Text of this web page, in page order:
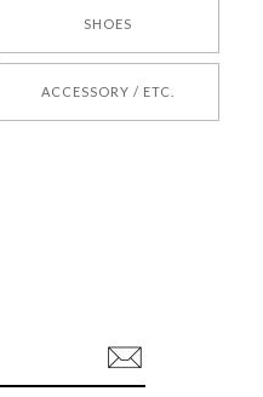
またお探しの商品がござ
SHOES
ACCESSORY / ETC.
登
録